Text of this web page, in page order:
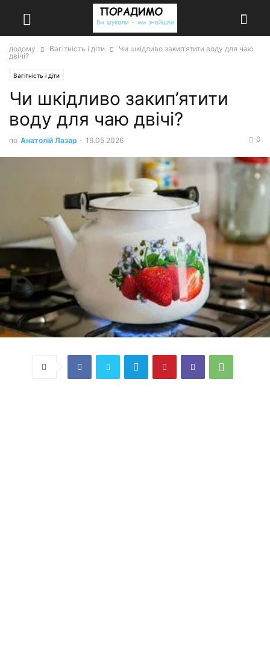
додому Вагітність і діти
Чи шкідливо закип’ятити воду для чаю
двічі?
Вагітність і діти
Чи шкідливо закип’ятити
воду для чаю двічі?
по Анатолій Лазар - 19.05.2026 0